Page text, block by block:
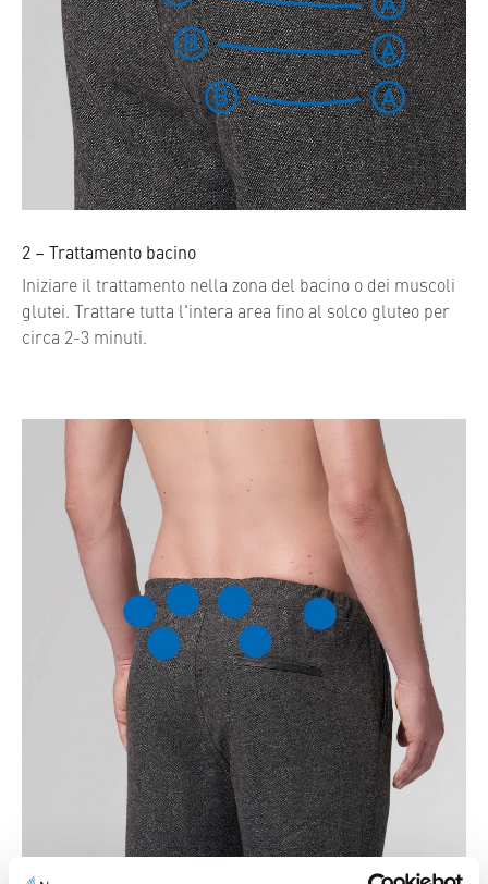
2 – Trattamento bacino
Iniziare il trattamento nella zona del bacino o dei muscoli
glutei. Trattare tutta l'intera area fino al solco gluteo per
circa 2-3 minuti.